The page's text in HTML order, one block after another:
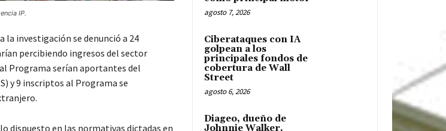
IP.
la investigación se denunció a 24
percibiendo ingresos del sector
Programa serían aportantes del
y 9 inscriptos al Programa se
dispuesto en las normativas dictadas en
agosto 7, 2026
Ciberataques con IA
golpean a los
principales fondos de
cobertura de Wall
Street
agosto 6, 2026
Diageo, dueño de
Johnnie Walker,